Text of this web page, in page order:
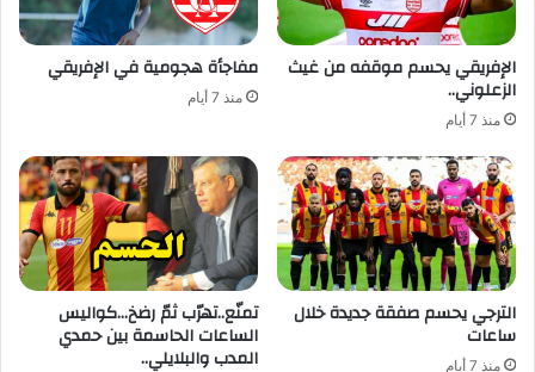
الإفريقي يحسم موقفه من غيث
الزعلوني..
منذ 7 أيام
مفاجأة هجومية في الإفريقي
منذ 7 أيام
الترجي يحسم صفقة جديدة خلال
ساعات
منذ 7 أيام
تمنّع..تهرّب ثمّ رضخ…كواليس
الساعات الحاسمة بين حمدي
المدب والبلايلي..